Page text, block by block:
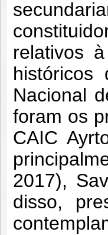
relativos
Nacional
foram os
CAIC
2017),
disso,